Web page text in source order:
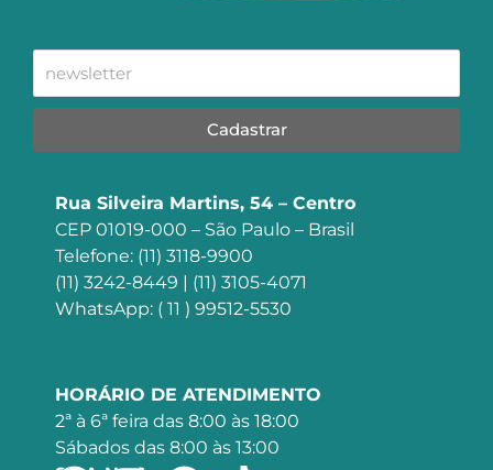
Cadastrar
Rua Silveira Martins, 54 – Centro
CEP 01019-000 – São Paulo – Brasil
Telefone: (11) 3118-9900
(11) 3242-8449 | (11) 3105-4071
WhatsApp: ( 11 ) 99512-5530
HORÁRIO DE ATENDIMENTO
2ª à 6ª feira das 8:00 às 18:00
Sábados das 8:00 às 13:00